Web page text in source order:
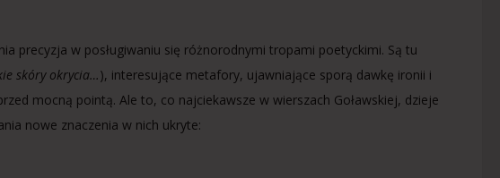
precyzja w posługiwaniu się różnorodnymi tropami poetyckimi. Są tu
skóry okrycia…), interesujące metafory, ujawniające sporą dawkę ironii i
mocną pointą. Ale to, co najciekawsze w wierszach Goławskiej, dzieje
nowe znaczenia w nich ukryte: